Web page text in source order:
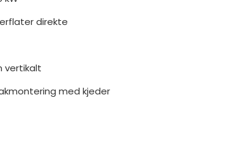
direkte
vertikalt
med kjeder